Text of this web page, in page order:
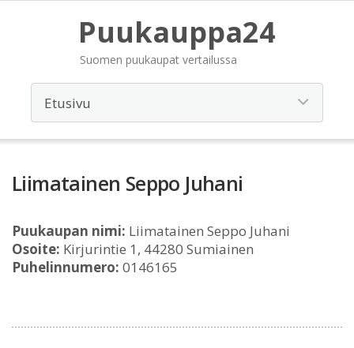
Puukauppa24
Suomen puukaupat vertailussa
Liimatainen Seppo Juhani
Puukaupan nimi: Liimatainen Seppo Juhani
Osoite: Kirjurintie 1, 44280 Sumiainen
Puhelinnumero: 0146165